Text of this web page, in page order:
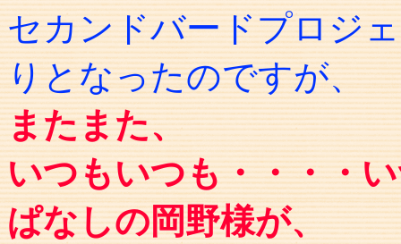
セカンドバードプロジ
りとなったのですが、
またまた、
いつもいつも・・・・
ぱなしの岡野様が、